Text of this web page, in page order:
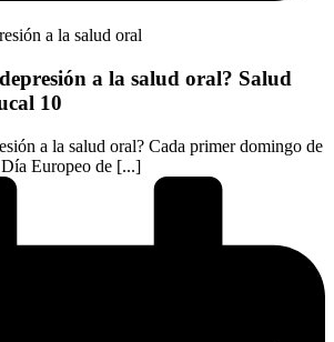
a la salud oral? Salud
10
a la salud oral? Cada primer domingo de
Europeo de [...]